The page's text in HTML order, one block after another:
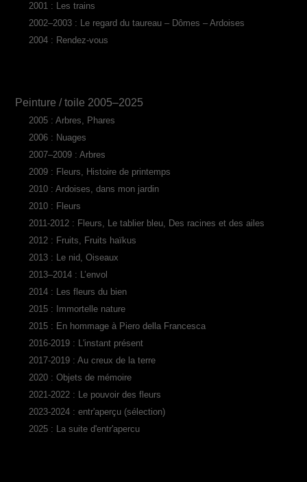
2001 : Les trains
2002–2003 : Le regard du taureau – Dômes – Ardoises
2004 : Rendez-vous
Peinture / toile 2005–2025
2005 : Arbres, Phares
2006 : Nuages
2007–2009 : Arbres
2009 : Fleurs, Histoire de printemps
2010 : Ardoises, dans mon jardin
2010 : Fleurs
2011-2012 : Fleurs, Le tablier bleu, Des racines et des ailes
2012 : Fruits, Fruits haïkus
2013 : Le nid, Oiseaux
2013–2014 : L’envol
2014 : Les fleurs du bien
2015 : Immortelle nature
2015 : En hommage à Piero della Francesca
2016-2019 : L'instant présent
2017-2019 : Au creux de la terre
2020 : Objets de mémoire
2021-2022 : Le pouvoir des fleurs
2023-2024 : entr'aperçu (sélection)
2025 : La suite d'entr'apercu